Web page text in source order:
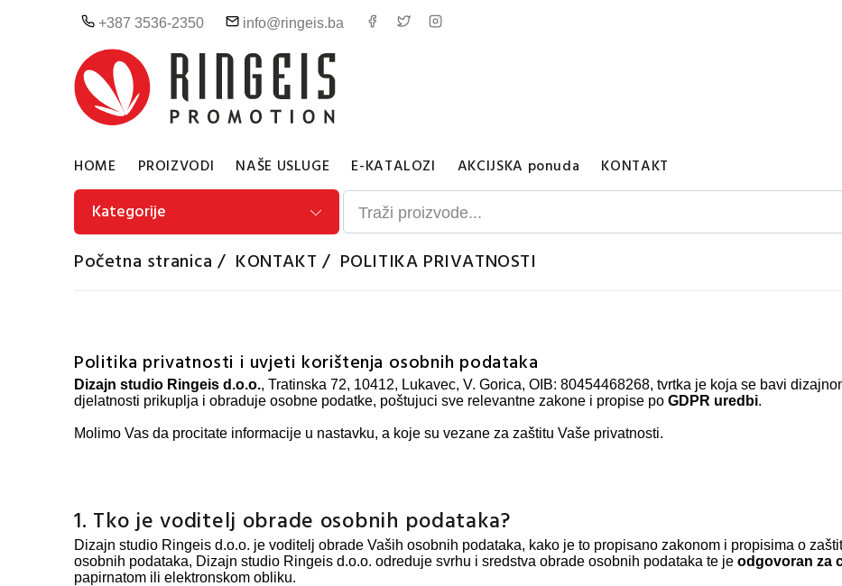
+387 3536-2350 info@ringeis.ba
HOME PROIZVODI NAŠE USLUGE E-KATALOZI AKCIJSKA ponuda KONTAKT
Kategorije
Početna stranica / KONTAKT / POLITIKA PRIVATNOSTI
Politika privatnosti i uvjeti korištenja osobnih podataka
Dizajn studio Ringeis d.o.o., Tratinska 72, 10412, Lukavec, V. Gorica, OIB: 80454468268, tvrtka je koja se bavi
djelatnosti prikuplja i obraduje osobne podatke, poštujuci sve relevantne zakone i propise po GDPR uredbi.
Molimo Vas da procitate informacije u nastavku, a koje su vezane za zaštitu Vaše privatnosti.
1. Tko je voditelj obrade osobnih podataka?
Dizajn studio Ringeis d.o.o. je voditelj obrade Vaših osobnih podataka, kako je to propisano zakonom i propisima o
osobnih podataka, Dizajn studio Ringeis d.o.o. odreduje svrhu i sredstva obrade osobnih podataka te je odgovoran za
papirnatom ili elektronskom obliku.